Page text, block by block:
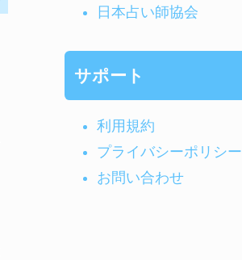
日本占い師協会
サポート
利用規約
プライバシーポリシー
お問い合わせ